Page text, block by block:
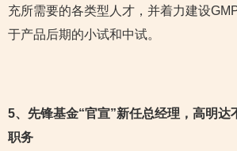
充所需要的各类型人才，并着力建设
于产品后期的小试和中试。
5、先锋基金“官宣”新任总经理，高明达
职务